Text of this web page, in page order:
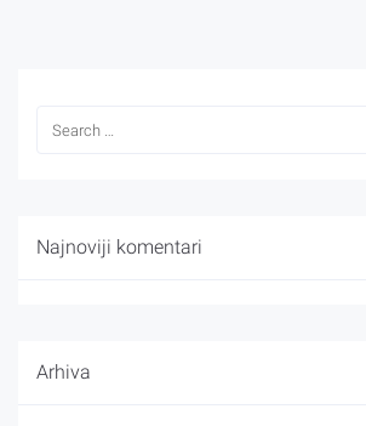
Najnoviji komentari
Arhiva